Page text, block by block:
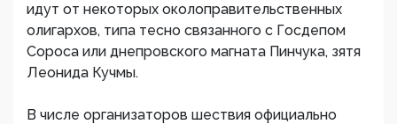
идут от некоторых околоправительственных
олигархов, типа тесно связанного с Госдепом
Сороса или днепровского магната Пинчука, зятя
Леонида Кучмы.
В числе организаторов шествия официально